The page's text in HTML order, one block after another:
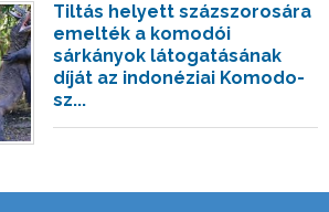
Tiltás helyett százszorosára
emelték a komodói
sárkányok látogatásának
díját az indonéziai Komodo-
sz...